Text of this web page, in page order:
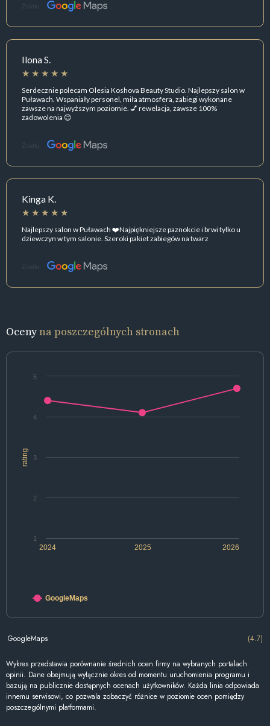
Źródło:
Ilona S.
Serdecznie polecam Olesia Koshova Beauty Studio. Najlepszy salon w
Puławach. Wspaniały personel, miła atmosfera, zabiegi wykonane
zawsze na najwyższym poziomie. 💅 rewelacja, zawsze 100%
zadowolenia 😊
Źródło:
Kinga K.
Najlepszy salon w Puławach ❤️Najpiękniejsze paznokcie i brwi tylko u
dziewczyn w tym salonie. Szeroki pakiet zabiegów na twarz
Źródło:
Ocenyna poszczególnych stronach
rating
2024 2025 2026
1
2
3
4
5
GoogleMaps
GoogleMaps (4.7)
Wykres przedstawia porównanie średnich ocen firmy na wybranych portalach
opinii. Dane obejmują wyłącznie okres od momentu uruchomienia programu i
bazują na publicznie dostępnych ocenach użytkowników. Każda linia odpowiada
innemu serwisowi, co pozwala zobaczyć różnice w poziomie ocen pomiędzy
poszczególnymi platformami.